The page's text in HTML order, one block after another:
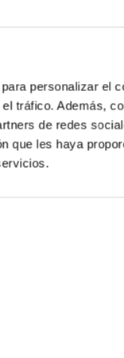
personalizar el
tráfico. Además,
de redes
que les haya